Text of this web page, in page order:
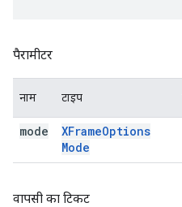
पैरामीटर
नाम टाइप
mode XFrameOptions
Mode
वापसी का टिकट